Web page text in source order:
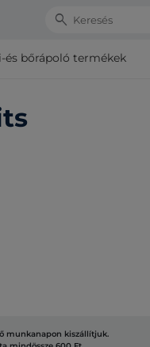
Search
és bőrápoló termékek
munkanapon kiszállítjuk.